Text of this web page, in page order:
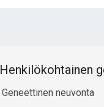
Henkilökohtainen
Geneettinen neuvonta